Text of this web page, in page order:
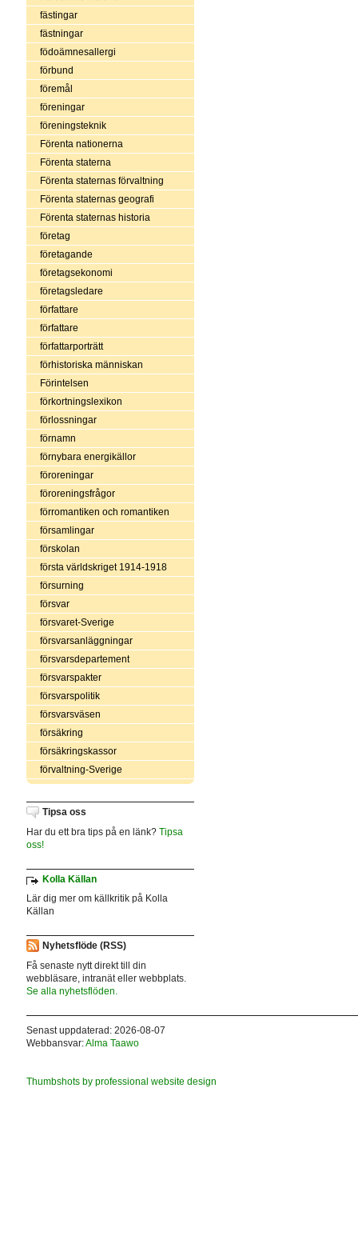
fästingar
fästningar
födoämnesallergi
förbund
föremål
föreningar
föreningsteknik
Förenta nationerna
Förenta staterna
Förenta staternas förvaltning
Förenta staternas geografi
Förenta staternas historia
företag
företagande
företagsekonomi
företagsledare
författare
författare
författarporträtt
förhistoriska människan
Förintelsen
förkortningslexikon
förlossningar
förnamn
förnybara energikällor
föroreningar
föroreningsfrågor
förromantiken och romantiken
församlingar
förskolan
första världskriget 1914-1918
försurning
försvar
försvaret-Sverige
försvarsanläggningar
försvarsdepartement
försvarspakter
försvarspolitik
försvarsväsen
försäkring
försäkringskassor
förvaltning-Sverige
Tipsa oss
Har du ett bra tips på en länk? Tipsa
oss!
Kolla Källan
Lär dig mer om källkritik på Kolla
Källan
Nyhetsflöde (RSS)
Få senaste nytt direkt till din
webbläsare, intranät eller webbplats.
Se alla nyhetsflöden.
Senast uppdaterad: 2026-08-07
Webbansvar:Alma Taawo
Thumbshots by professional website design